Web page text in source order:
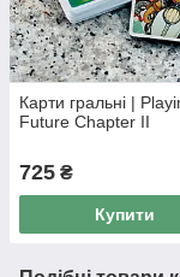
Карти гральні |
Future Chapter II
725 ₴
Купити